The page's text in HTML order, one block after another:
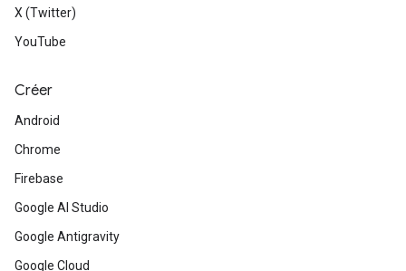
X (Twitter)
YouTube
Créer
Android
Chrome
Firebase
Google AI Studio
Google Antigravity
Google Cloud